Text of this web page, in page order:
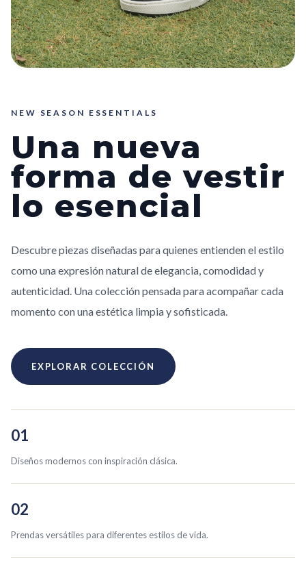
NEW SEASON ESSENTIALS
Una nueva
forma de vestir
lo esencial
Descubre piezas diseñadas para quienes entienden el estilo
como una expresión natural de elegancia, comodidad y
autenticidad. Una colección pensada para acompañar cada
momento con una estética limpia y sofisticada.
EXPLORAR COLECCIÓN
01
Diseños modernos con inspiración clásica.
02
Prendas versátiles para diferentes estilos de vida.